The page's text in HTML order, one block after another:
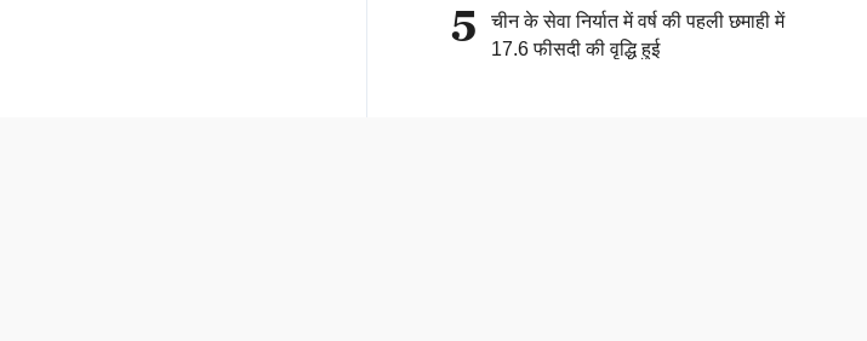
5
चीन के सेवा निर्यात में वर्ष की पहली छमाही में
17.6 फीसदी की वृद्धि हुई